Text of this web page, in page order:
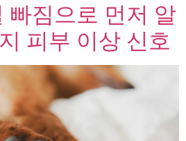
빠짐으로 먼저 알
피부 이상 신호